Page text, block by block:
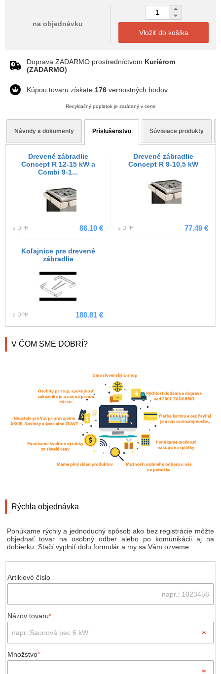
Rýchla objednávka
Ponúkame rýchly a jednoduchý spôsob ako bez registrácie môžte
objednať tovar na osobný odber alebo po komunikácii aj na
dobierku. Stačí vyplniť dolu formulár a my sa Vám ozveme.
Artiklové číslo
Názov tovaru*
Množstvo*
na objednávku
Vložiť do košíka
Doprava ZADARMO prostredníctvom Kuriérom
(ZADARMO)
Kúpou tovaru získate 176 vernostných bodov.
Recyklačný poplatok je zarátaný v cene
Návody a dokumenty Príslušenstvo Súvisiace produkty
Drevené zábradlie
Concept R 12-15 kW a
Combi 9-1...
s DPH 86.10 €
Drevené zábradlie
Concept R 9-10,5 kW
s DPH 77.49 €
Koľajnice pre drevené
zábradlie
s DPH 180.81 €
V ČOM SME DOBRÍ?